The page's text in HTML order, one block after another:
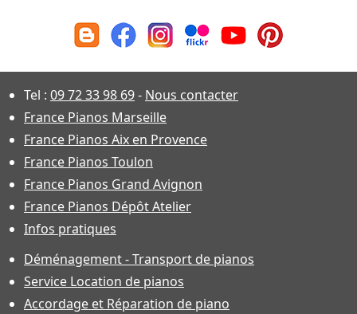
Tel : 09 72 33 98 69- Nous contacter
France Pianos Marseille
France Pianos Aix en Provence
France Pianos Toulon
France Pianos Grand Avignon
France Pianos Dépôt Atelier
Infos pratiques
Déménagement - Transport de pianos
Service Location de pianos
Accordage et Réparation de piano